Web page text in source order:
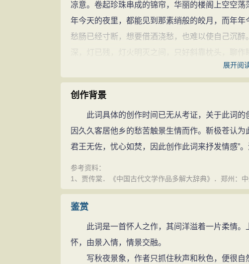
凉意。卷起珍珠串成的锦帘，华丽的楼阁上空空
年今天的夜里，都能见到那素绡般的皎月，而年年
愁肠已经寸断，想要借酒浇愁，也难以使自己沉
深，灯已残，灯火明灭之间，只好斜靠枕头，聊
的滋味。算来这苦苦的等待尚遥遥无期，虽说是
回避。
天淡：天空清澈无云。
练：白色的丝绸。
展开阅
创作背景
此词具体的创作时间已无从考证，关于此词的
因久久客居他乡的愁苦触景生情而作。靳极苍认为
君王无佐，忧心如焚，因此创作此词来抒发情感”。
参考资料：
1、贾传棠．《中国古代文学作品多解大辞典》．郑州：
鉴赏
此词是一首怀人之作，其间洋溢着一片柔情。
怀，由景入情，情景交融。
写秋夜景象，作者只抓住秋声和秋色，便很自